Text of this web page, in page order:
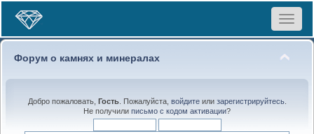
Toggle
Форум о камнях и минералах
Добро пожаловать, Гость. Пожалуйста, войдитеили зарегистрируйтесь.
Не получили письмо с кодом активации?